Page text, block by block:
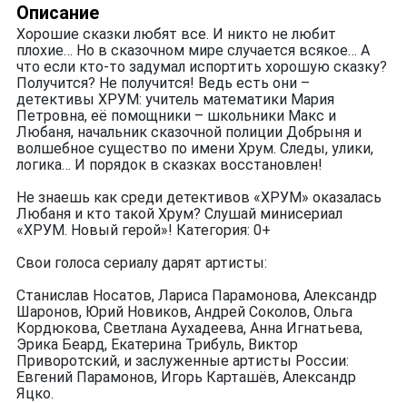
Описание
Хорошие сказки любят все. И никто не любит
плохие… Но в сказочном мире случается всякое… А
что если кто-то задумал испортить хорошую сказку?
Получится? Не получится! Ведь есть они –
детективы ХРУМ: учитель математики Мария
Петровна, её помощники – школьники Макс и
Любаня, начальник сказочной полиции Добрыня и
волшебное существо по имени Хрум. Следы, улики,
логика… И порядок в сказках восстановлен!
Не знаешь как среди детективов «ХРУМ» оказалась
Любаня и кто такой Хрум? Слушай минисериал
«ХРУМ. Новый герой»! Категория: 0+
Свои голоса сериалу дарят артисты:
Станислав Носатов, Лариса Парамонова, Александр
Шаронов, Юрий Новиков, Андрей Соколов, Ольга
Кордюкова, Светлана Аухадеева, Анна Игнатьева,
Эрика Беард, Екатерина Трибуль, Виктор
Приворотский, и заслуженные артисты России:
Евгений Парамонов, Игорь Карташёв, Александр
Яцко.